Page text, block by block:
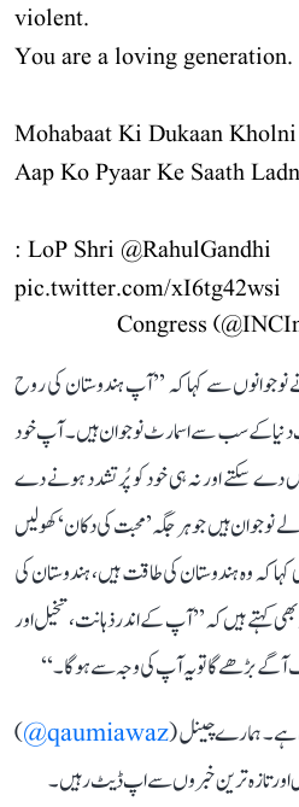
violent.
You are a loving generation.
Mohabaat Ki Dukaan
Aap Ko Pyaar Ke Saath
: LoP Shri @RahulGandhi
pic.twitter.com/xI6tg42wsi
نوجوانوں سے کہا کہ ’’آپ ہندوستان کی روح
دنیا کے سب سے اسمارٹ نوجوان ہیں۔ آپ خود
سکتے اور نہ ہی خود کو پُرتشدد ہونے دے
نوجوان ہیں جو ہر جگہ ’محبت کی دکان‘ کھولیں
کہ وہ ہندوستان کی طاقت ہیں، ہندوستان کی
بھی کہتے ہیں کہ ’’آپ کے اندر ذہانت، تخیل اور
آگے بڑھے گا تو یہ آپ کی وجہ سے ہوگا۔‘‘
ہے۔ ہمارے چینل (qaumiawaz@
)
تازہ ترین خبروں سے اپ ڈیٹ رہیں۔